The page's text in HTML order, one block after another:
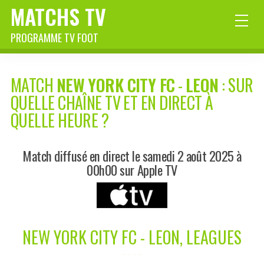
MATCHS TV
PROGRAMME TV FOOT
MATCH NEW YORK CITY FC-LEON: SUR
QUELLE CHAÎNE TV ET EN DIRECT À
QUELLE HEURE ?
Match diffusé en direct le samedi 2 août 2025 à
00h00 sur Apple TV
NEW YORK CITY FC - LEON, LEAGUES